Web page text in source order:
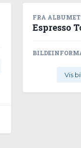
FRA
Espresso
Vis